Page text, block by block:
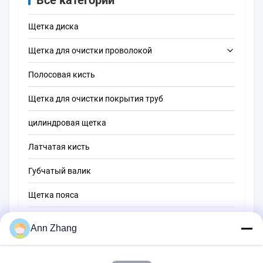
Щетка диска
Щетка для очистки проволокой
щетка чистки трубки
щетка чистки соломы
Полосовая кисть
Щетка для очистки покрытия труб
цилиндровая щетка
Латчатая кисть
Губчатый валик
Щетка пояса
Щетка
Ann Zhang